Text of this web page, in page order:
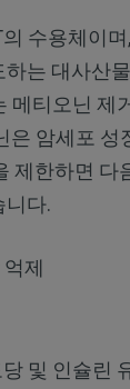
수용체이
하는 대사산
메티오닌 제
은 암세포 성
제한하면 다
니다.
제
및 인슐린